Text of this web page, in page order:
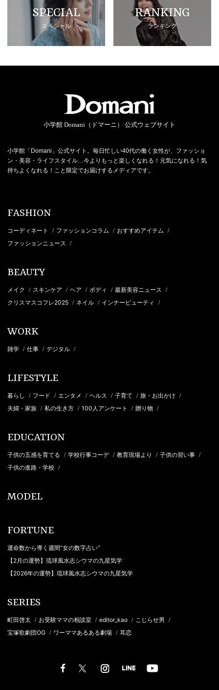
SPECIAL
スペシャル
RANKING
ランキング
小学館 Domani（ドマーニ） 公式ウェブサイト
小学館「Domani」公式サイト。毎日忙しい40代の働く女性が、ファッショ
ン・美容・ライフスタイル…今よりもっと楽しくなれる！元気になれる！気
持ちよくなれる！こと限定でお届けするメディアです。
FASHION
コーディネート / ファッションコラム / おすすめアイテム /
ファッションニュース /
BEAUTY
メイク / スキンケア / ヘア / ボディ / 最新美容ニュース /
クリスマスコフレ2025 / ネイル / インナービューティ /
WORK
雑学 / 仕事 / デジタル /
LIFESTYLE
暮らし / フード / エンタメ / ヘルス / 子育て / 旅・お出かけ /
夫婦・家族 / 私の生き方 / 100人アンケート / 贈り物 /
EDUCATION
子供の五感を育てる / 学校行事コーデ / 教育現場より / 子供の習い事 /
子供の進路・学校 /
MODEL
FORTUNE
運命数から導く週間“女の数字占い”
【2月の運勢】琉球風水志シウマの九星気学
【2026年の運勢】琉球風水志シウマの九星気学
SERIES
町田啓太 / お受験ママの相談室 / editor_kao / こじらせ男 /
宝塚歌劇団OG / ワーママあるある劇場 / 耳恋